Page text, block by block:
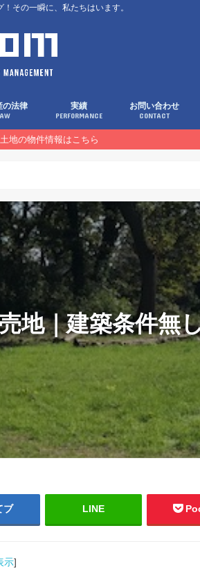
その一瞬に、私たちはいます。
の法律 実績
PERFORMANCE
お問い合わせ
CONTACT
地の物件情報はこちら
地｜建築条件無
ブ LINE
示]